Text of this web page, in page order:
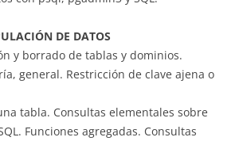
DE DATOS
y borrado de tablas y dominios.
general. Restricción de clave ajena o
tabla. Consultas elementales sobre
Funciones agregadas. Consultas